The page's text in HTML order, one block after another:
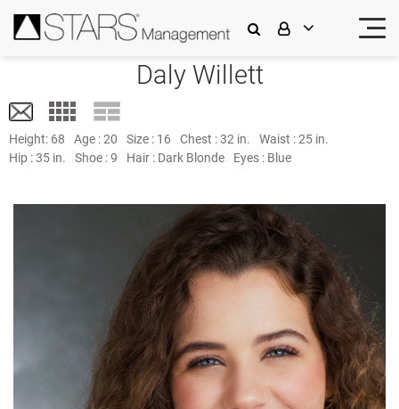
Daly Willett
Height: 68 Age :20 Size : 16 Chest :32 in. Waist :25 in.
Hip :35 in. Shoe :9 Hair : Dark Blonde Eyes : Blue